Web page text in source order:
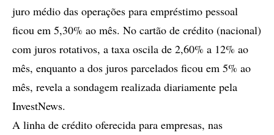
juro médio das operações para empréstimo pessoal
ficou em 5,30% ao mês. No cartão de crédito (nacional)
com juros rotativos, a taxa oscila de 2,60% a 12% ao
mês, enquanto a dos juros parcelados ficou em 5% ao
mês, revela a sondagem realizada diariamente pela
InvestNews.
A linha de crédito oferecida para empresas, nas